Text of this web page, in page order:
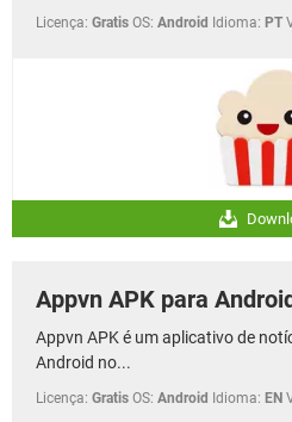
Licença: Gratis OS: Android Idioma: PT
Appvn APK para
Appvn APK é um aplicativo de
Android no...
Licença: Gratis OS: Android Idioma: EN